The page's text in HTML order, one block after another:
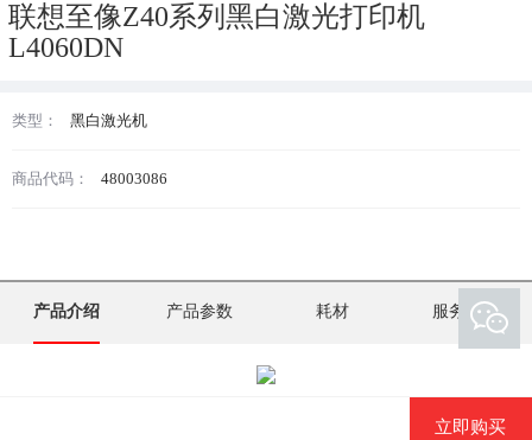
联想至像Z40系列黑白激光打印机
L4060DN
类型： 黑白激光机
商品代码： 48003086
立即购买
产品介绍 产品参数 耗材 服务支持